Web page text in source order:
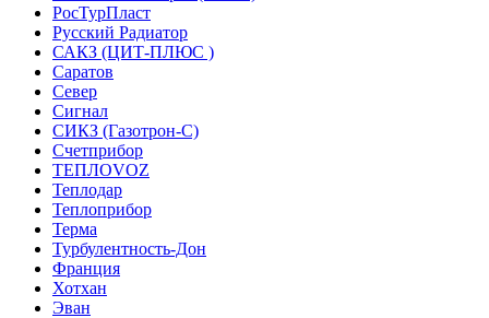
РосТурПласт
Русский Радиатор
САКЗ (ЦИТ-ПЛЮС )
Саратов
Север
Сигнал
СИКЗ (Газотрон-С)
Счетприбор
ТЕПЛОVOZ
Теплодар
Теплоприбор
Терма
Турбулентность-Дон
Франция
Хотхан
Эван